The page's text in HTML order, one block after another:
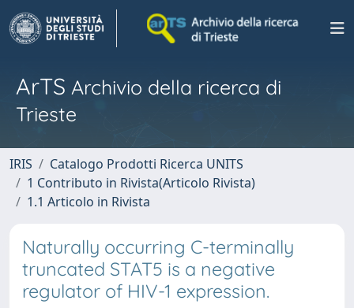
ArTS Archivio della ricerca di
Trieste
IRIS
Catalogo Prodotti Ricerca UNITS
1 Contributo in Rivista(Articolo Rivista)
1.1 Articolo in Rivista
Naturally occurring C-terminally
truncated STAT5 is a negative
regulator of HIV-1 expression.